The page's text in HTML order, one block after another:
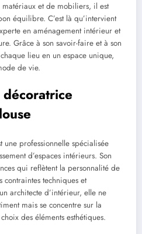
et de mobiliers, il est
équilibre. C’est là qu’intervient
en aménagement intérieur et
Grâce à son savoir-faire et à son
lieu en un espace unique,
de vie.
décoratrice
une professionnelle spécialisée
d’espaces intérieurs. Son
qui reflètent la personnalité de
contraintes techniques et
architecte d’intérieur, elle ne
mais se concentre sur la
des éléments esthétiques.